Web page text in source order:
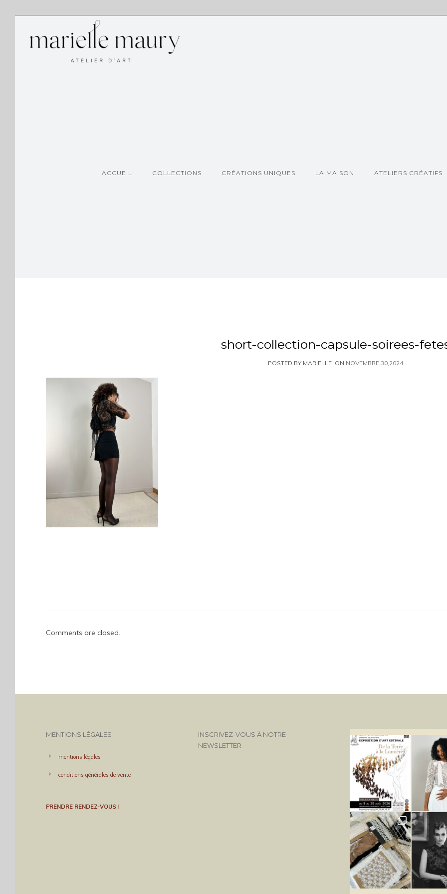
ACCUEIL COLLECTIONS CRÉATIONS UNIQUES LA MAISON ATELIERS CRÉATIFS
short-collection-capsule-soirees-
POSTED BY MARIELLE ON NOVEMBRE 30,2024
Comments are closed.
MENTIONS LÉGALES
mentions légales
conditions générales de vente
PRENDRE RENDEZ-VOUS !
INSCRIVEZ-VOUS À NOTRE
NEWSLETTER